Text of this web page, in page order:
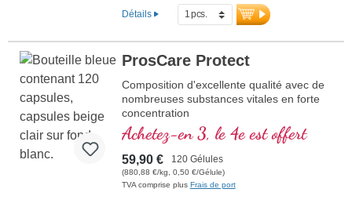
contient aucun additif et est également
exempt d'additifs non déclarés. Capsules
médecins.
Détails
ProsCare Protect
Composition d'excellente qualité avec de
nombreuses substances vitales en forte
concentration
Achetez-en 3, le 4e est offert
59,90 € 120 Gélules
(880,88 €/kg, 0,50 €/Gélule)
TVA comprise plus Frais de port